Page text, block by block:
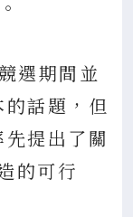
選期間並
話題，但
提出了關
的可行